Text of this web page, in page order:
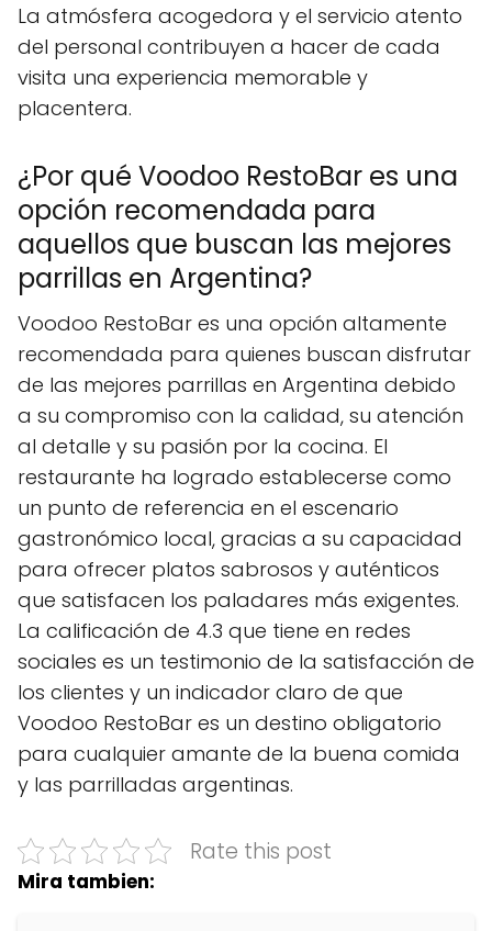
La atmósfera acogedora y el servicio atento
del personal contribuyen a hacer de cada
visita una experiencia memorable y
placentera.
¿Por qué Voodoo RestoBar es una
opción recomendada para
aquellos que buscan las mejores
parrillas en Argentina?
Voodoo RestoBar es una opción altamente
recomendada para quienes buscan disfrutar
de las mejores parrillas en Argentina debido
a su compromiso con la calidad, su atención
al detalle y su pasión por la cocina. El
restaurante ha logrado establecerse como
un punto de referencia en el escenario
gastronómico local, gracias a su capacidad
para ofrecer platos sabrosos y auténticos
que satisfacen los paladares más exigentes.
La calificación de 4.3 que tiene en redes
sociales es un testimonio de la satisfacción de
los clientes y un indicador claro de que
Voodoo RestoBar es un destino obligatorio
para cualquier amante de la buena comida
y las parrilladas argentinas.
Rate this post
Mira tambien: